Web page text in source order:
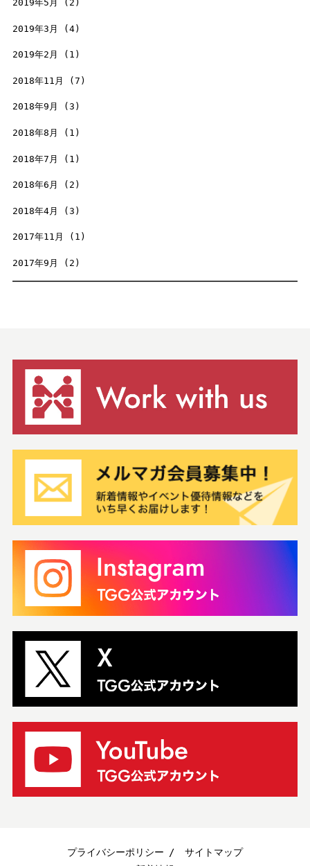
2019年5月 (2)
2019年3月 (4)
2019年2月 (1)
2018年11月 (7)
2018年9月 (3)
2018年8月 (1)
2018年7月 (1)
2018年6月 (2)
2018年4月 (3)
2017年11月 (1)
2017年9月 (2)
プライバシーポリシー
サイトマップ